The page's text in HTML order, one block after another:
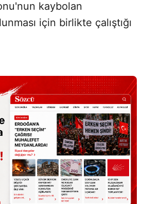
kaybolan
için birlikte çalıştığı